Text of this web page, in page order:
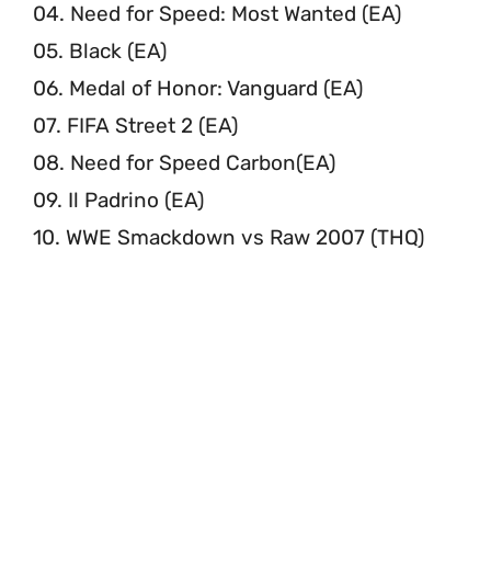
04. Need for Speed: Most Wanted (EA)
05. Black (EA)
06. Medal of Honor: Vanguard (EA)
07. FIFA Street 2 (EA)
08. Need for Speed Carbon(EA)
09. Il Padrino (EA)
10. WWE Smackdown vs Raw 2007 (THQ)